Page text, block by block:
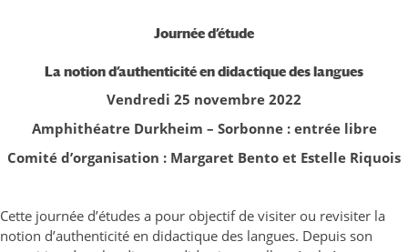
Journée d’étude
La notion d’authenticité en didactique des langues
Vendredi 25 novembre 2022
Amphithéatre Durkheim – Sorbonne : entrée libre
Comité d’organisation : Margaret Bento et Estelle Riquois
Cette journée d’études a pour objectif de visiter ou revisiter la
notion d’authenticité en didactique des langues. Depuis son